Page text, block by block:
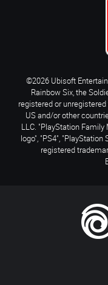
©2026 Ubisoft
Rainbow Six, the
registered or
US and/or other
LLC. "PlayStation Family
logo", "PS4",
registered